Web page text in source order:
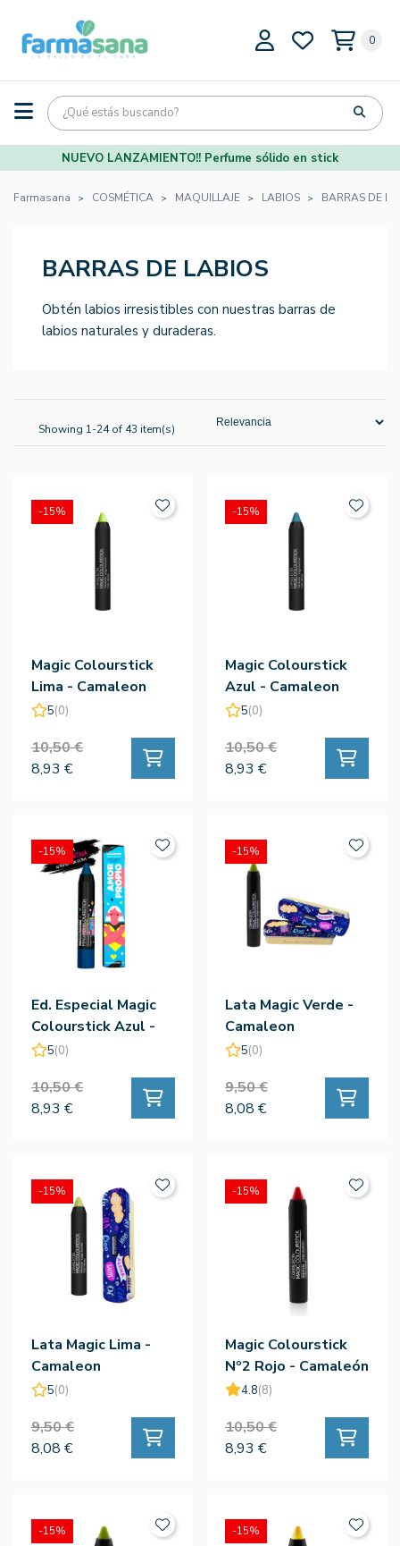
0
NUEVO LANZAMIENTO!! Perfume sólido en stick
Farmasana COSMÉTICA MAQUILLAJE LABIOS BARRAS DE
BARRAS DE LABIOS
Obtén labios irresistibles con nuestras barras de
labios naturales y duraderas.
Showing 1-24 of 43 item(s)
Magic Colourstick
Lima - Camaleon
5(0)
10,50 €
8,93 €
-15%
Magic Colourstick
Azul - Camaleon
5(0)
10,50 €
8,93 €
-15%
Ed. Especial Magic
Colourstick Azul -
Camaleon
5(0)
10,50 €
8,93 €
-15%
Lata Magic Verde -
Camaleon
5(0)
9,50 €
8,08 €
-15%
Lata Magic Lima -
Camaleon
5(0)
9,50 €
8,08 €
-15%
Magic Colourstick
Nº2 Rojo - Camaleón
4.8(8)
10,50 €
8,93 €
-15%
-15% -15%